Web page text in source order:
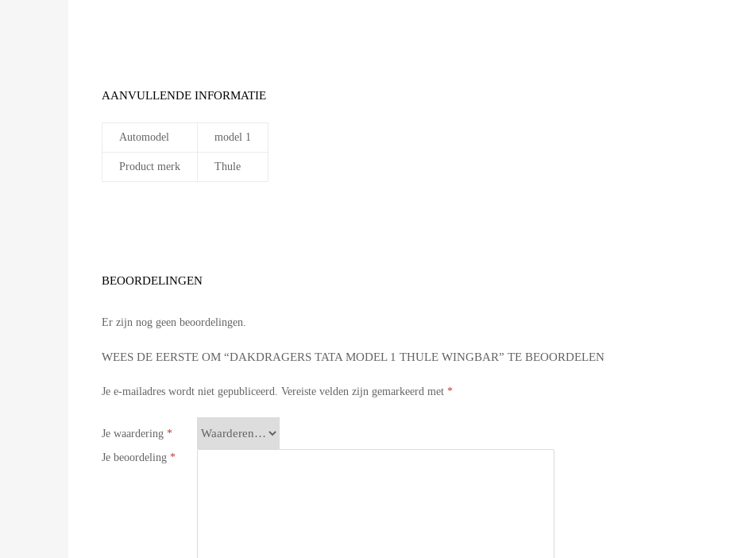
AANVULLENDE INFORMATIE
Automodel model 1
Product merk Thule
BEOORDELINGEN
Er zijn nog geen beoordelingen.
WEES DE EERSTE OM “DAKDRAGERS TATA MODEL 1 THULE WINGBAR” TE BEOORDELEN
Je e-mailadres wordt niet gepubliceerd. Vereiste velden zijn gemarkeerd met *
Je waardering *
Je beoordeling *